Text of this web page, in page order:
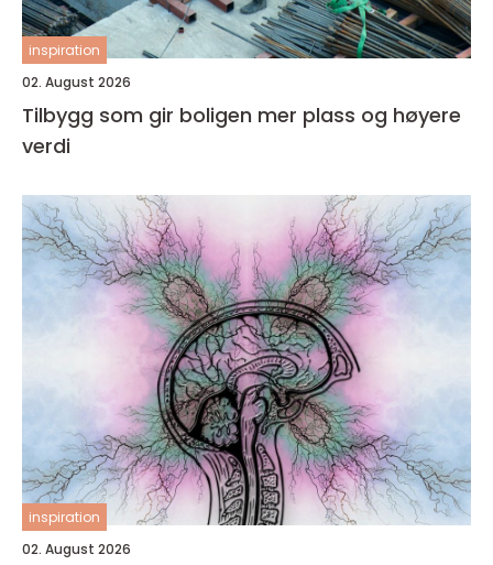
inspiration
02. August 2026
Tilbygg som gir boligen mer plass og høyere
verdi
inspiration
02. August 2026